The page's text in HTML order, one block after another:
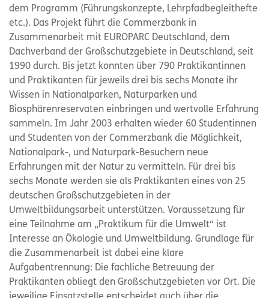
dem Programm (Führungskonzepte, Lehrpfadbegleithefte
etc.). Das Projekt führt die Commerzbank in
Zusammenarbeit mit EUROPARC Deutschland, dem
Dachverband der Großschutzgebiete in Deutschland, seit
1990 durch. Bis jetzt konnten über 790 Praktikantinnen
und Praktikanten für jeweils drei bis sechs Monate ihr
Wissen in Nationalparken, Naturparken und
Biosphärenreservaten einbringen und wertvolle Erfahrung
sammeln. Im Jahr 2003 erhalten wieder 60 Studentinnen
und Studenten von der Commerzbank die Möglichkeit,
Nationalpark-, und Naturpark-Besuchern neue
Erfahrungen mit der Natur zu vermitteln. Für drei bis
sechs Monate werden sie als Praktikanten eines von 25
deutschen Großschutzgebieten in der
Umweltbildungsarbeit unterstützen. Voraussetzung für
eine Teilnahme am „Praktikum für die Umwelt“ ist
Interesse an Ökologie und Umweltbildung. Grundlage für
die Zusammenarbeit ist dabei eine klare
Aufgabentrennung: Die fachliche Betreuung der
Praktikanten obliegt den Großschutzgebieten vor Ort. Die